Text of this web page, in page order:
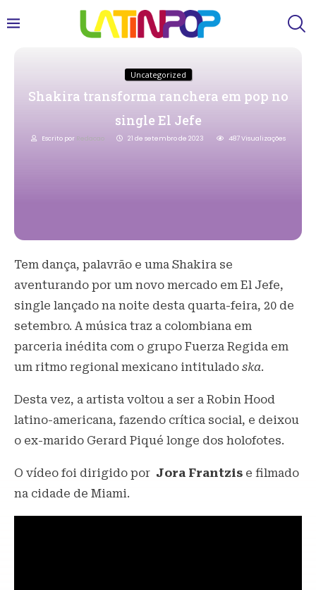
Uncategorized
Shakira transforma ranchera em pop no
single El Jefe
Escrito por Redacao 21 de setembro de 2023 487Visualizações
Tem dança, palavrão e uma Shakira se
aventurando por um novo mercado em El Jefe,
single lançado na noite desta quarta-feira, 20 de
setembro. A música traz a colombiana em
parceria inédita com o grupo Fuerza Regida em
um ritmo regional mexicano intitulado ska.
Desta vez, a artista voltou a ser a Robin Hood
latino-americana, fazendo crítica social, e deixou
o ex-marido Gerard Piqué longe dos holofotes.
O vídeo foi dirigido por Jora Frantzis e filmado
na cidade de Miami.